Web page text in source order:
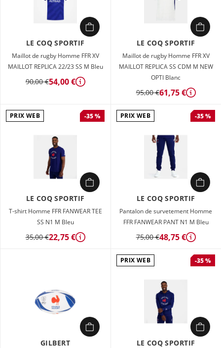
LE COQ SPORTIF
Maillot de rugby Homme FFR XV
MAILLOT REPLICA 22/23 SS M Bleu
90,00 €54,00 € Détails
LE COQ SPORTIF
Maillot de rugby Homme FFR XV
MAILLOT REPLICA SS CDM M NEW
OPTI Blanc
95,00 €61,75 € Détails
PRIX WEB -35 %
LE COQ SPORTIF
T-shirt Homme FFR FANWEAR TEE
SS N1 M Bleu
35,00 €22,75 € Détails
PRIX WEB -35 %
LE COQ SPORTIF
Pantalon de survetement Homme
FFR FANWEAR PANT N1 M Bleu
75,00 €48,75 € Détails
GILBERT
PRIX WEB -35 %
LE COQ SPORTIF